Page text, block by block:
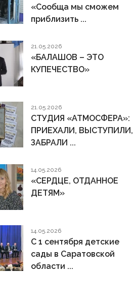
«Сообща мы сможем
приблизить ...
21.05.2026
«БАЛАШОВ – ЭТО
КУПЕЧЕСТВО»
21.05.2026
СТУДИЯ «АТМОСФЕРА»:
ПРИЕХАЛИ, ВЫСТУПИЛИ,
ЗАБРАЛИ ...
14.05.2026
«СЕРДЦЕ, ОТДАННОЕ
ДЕТЯМ»
14.05.2026
С 1 сентября детские
сады в Саратовской
области ...